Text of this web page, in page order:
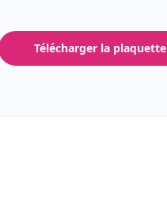
Télécharger la plaquette